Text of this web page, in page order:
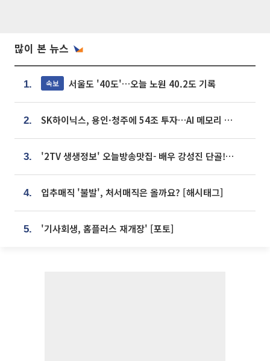
많이 본 뉴스
1. 속보 서울도 '40도'…오늘 노원 40.2도 기록
2. SK하이닉스, 용인·청주에 54조 투자…AI 메모리 생산기지 키운다
3. '2TV 생생정보' 오늘방송맛집- 배우 강성진 단골! 쌀국수ㆍ푸팟퐁 커리 맛집 '블○○○'
4. 입추매직 '불발', 처서매직은 올까요? [해시태그]
5. '기사회생, 홈플러스 재개장' [포토]